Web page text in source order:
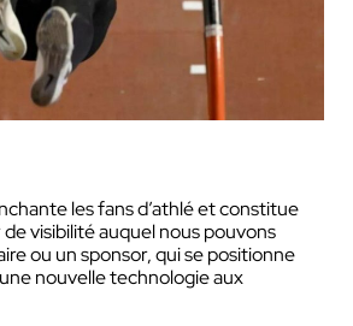
les fans d’athlé et constitue
visibilité auquel nous pouvons
ou un sponsor, qui se positionne
nouvelle technologie aux